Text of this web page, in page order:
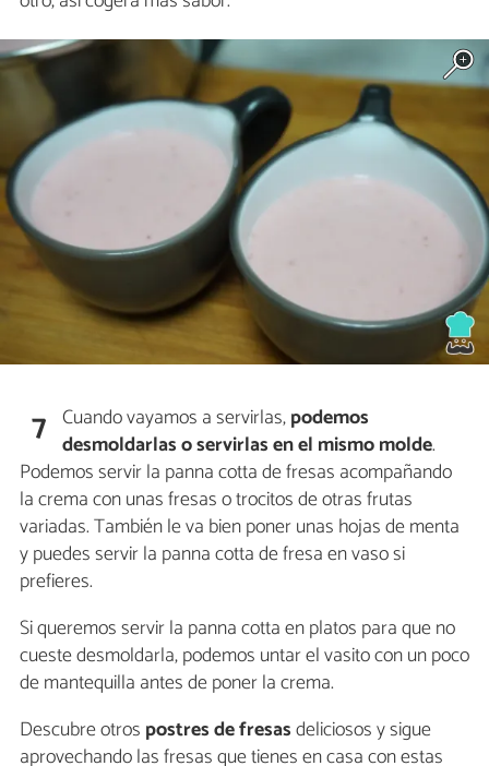
7 Cuando vayamos a servirlas,podemos
desmoldarlas o servirlas en el mismo molde.
Podemos servir la panna cotta de fresas acompañando
la crema con unas fresas o trocitos de otras frutas
variadas. También le va bien poner unas hojas de menta
y puedes servir la panna cotta de fresa en vaso si
prefieres.
Si queremos servir la panna cotta en platos para que no
cueste desmoldarla, podemos untar el vasito con un poco
de mantequilla antes de poner la crema.
Descubre otros postres de fresasdeliciosos y sigue
aprovechando las fresas que tienes en casa con estas